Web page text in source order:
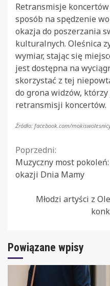
Retransmisje
sposób na spędzenie
okazja do poszerzania
kulturalnych. Oleśnica
wymiar, stając się
jest dostępna na
skorzystać z tej
do grona widzów,
retransmisji koncertów.
Źródło: facebook.com/
Continue
Reading
Poprzedni:
Muzyczny most
okazji Dnia Mamy
Młodzi artyści z
Powiązane wpisy